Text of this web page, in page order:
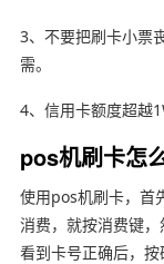
3、不要把刷卡小票
需。
4、信用卡额度超越
pos机刷卡怎
使用pos机刷卡，首
消费，就按消费键，
看到卡号正确后，按